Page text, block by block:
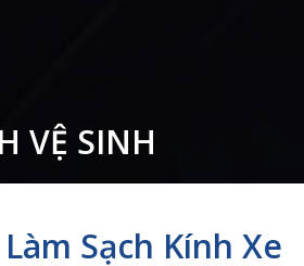
VỆ SINH
Sạch Kính Xe